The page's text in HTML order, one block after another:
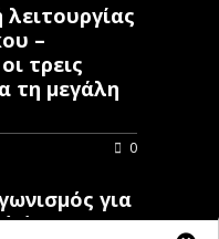
–
τρεις
τη μεγάλη
0
για
έργο στη